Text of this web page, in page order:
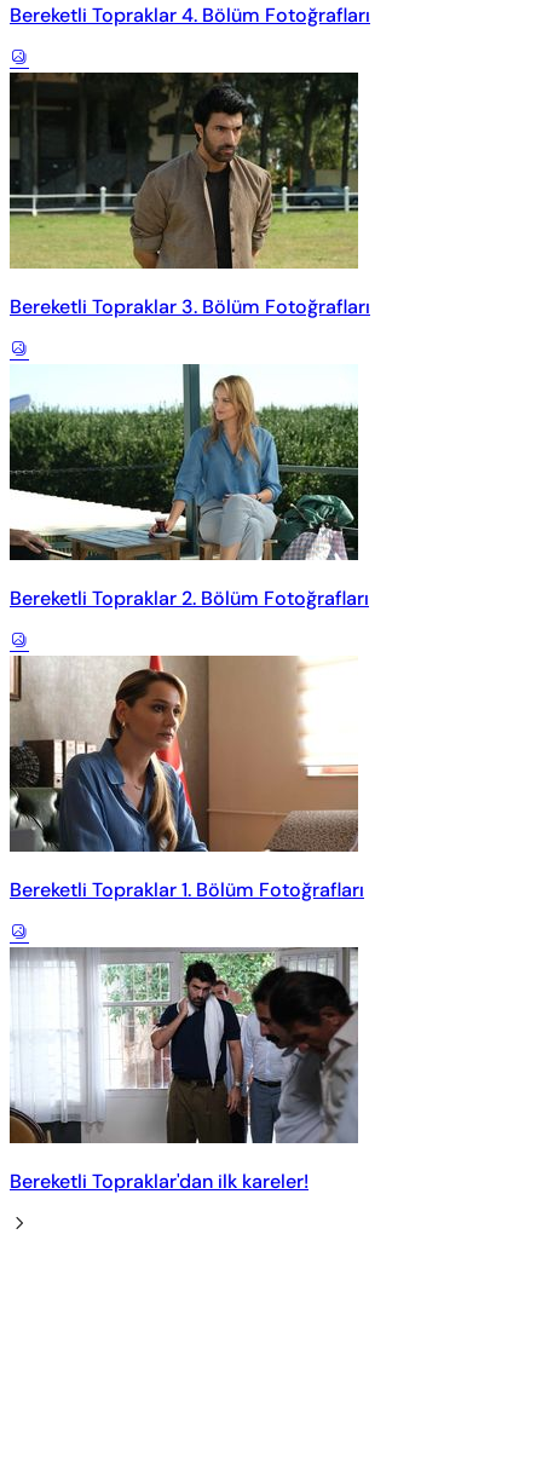
Bereketli Topraklar 4. Bölüm Fotoğrafları
Bereketli Topraklar 3. Bölüm Fotoğrafları
Bereketli Topraklar 2. Bölüm Fotoğrafları
Bereketli Topraklar 1. Bölüm Fotoğrafları
Bereketli Topraklar'dan ilk kareler!